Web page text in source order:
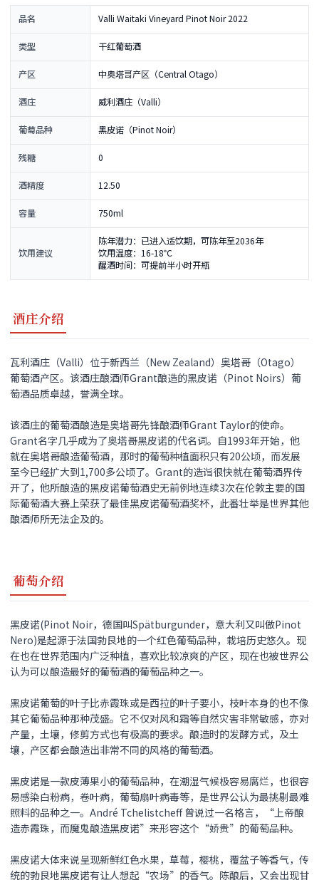
品名 Valli Waitaki Vineyard Pinot Noir 2022
类型 干红葡萄酒
产区 中奥塔哥产区（Central Otago）
酒庄 威利酒庄（Valli）
葡萄品种 黑皮诺（Pinot Noir）
残糖 0
酒精度 12.50
容量 750ml
饮用建议
陈年潜力：已进入适饮期，可陈年至2036年
饮用温度：16-18℃
醒酒时间：可提前半小时开瓶
酒庄介绍
瓦利酒庄（Valli）位于新西兰（New Zealand）奥塔哥（Otago）
葡萄酒产区。该酒庄酿酒师Grant酿造的黑皮诺（Pinot Noirs）葡
萄酒品质卓越，誉满全球。
该酒庄的葡萄酒酿造是奥塔哥先锋酿酒师Grant Taylor的使命。
Grant名字几乎成为了奥塔哥黑皮诺的代名词。自1993年开始，他
就在奥塔哥酿造葡萄酒，那时的葡萄种植面积只有20公顷，而发展
至今已经扩大到1,700多公顷了。Grant的造诣很快就在葡萄酒界传
开了，他所酿造的黑皮诺葡萄酒史无前例地连续3次在伦敦主要的国
际葡萄酒大赛上荣获了最佳黑皮诺葡萄酒奖杯，此番壮举是世界其他
酿酒师所无法企及的。
葡萄介绍
黑皮诺(Pinot Noir，德国叫Spätburgunder，意大利又叫做Pinot
Nero)是起源于法国勃艮地的一个红色葡萄品种，栽培历史悠久。现
在也在世界范围内广泛种植，喜欢比较凉爽的产区，现在也被世界公
认为可以酿造最好的葡萄酒的葡萄品种之一。
黑皮诺葡萄的叶子比赤霞珠或是西拉的叶子要小，枝叶本身的也不像
其它葡萄品种那种茂盛。它不仅对风和霜等自然灾害非常敏感，亦对
产量，土壤，修剪方式也有极高的要求。酿造时的发酵方式，及土
壤，产区都会酿造出非常不同的风格的葡萄酒。
黑皮诺是一款皮薄果小的葡萄品种，在潮湿气候极容易腐烂，也很容
易感染白粉病，卷叶病，葡萄扇叶病毒等，是世界公认为最挑剔最难
照料的品种之一。André Tchelistcheff 曾说过一名格言，“上帝酿
造赤霞珠，而魔鬼酿造黑皮诺”来形容这个“娇贵”的葡萄品种。
黑皮诺大体来说呈现新鲜红色水果，草莓，樱桃，覆盆子等香气，传
统的勃艮地黑皮诺有让人想起“农场”的香气。陈酿后，又会出现甘